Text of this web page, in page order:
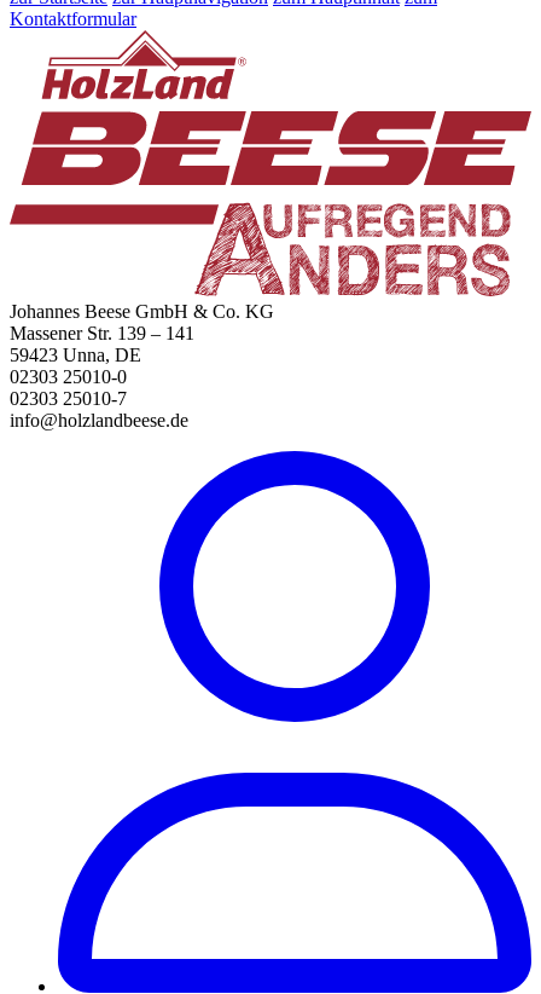
Kontaktformular
Johannes Beese GmbH & Co. KG
Massener Str. 139 – 141
59423 Unna, DE
02303 25010-0
02303 25010-7
info@holzlandbeese.de